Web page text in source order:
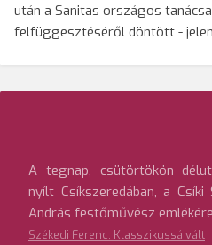
után a Sanitas országos
felfüggesztéséről döntött -
A tegnap, csütörtökön
nyílt Csíkszeredában, a Csíki
András festőművész
Székedi Ferenc: Klasszikussá vált